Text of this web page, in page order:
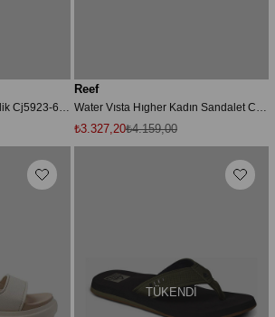
Cushıon Bondı Kadın Terlik Cj5923-633
Reef
Water Vısta Hıgher Kadın Sandalet Cj6268-633
₺3.327,20₺4.159,00
TÜKENDI